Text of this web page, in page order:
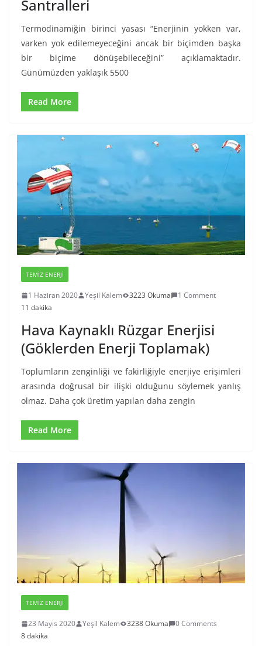
Santralleri
Termodinamiğin birinci yasası “Enerjinin yokken var,
varken yok edilemeyeceğini ancak bir biçimden başka
bir biçime dönüşebileceğini” açıklamaktadır.
Günümüzden yaklaşık 5500
Read More
TEMIZ ENERJI
1 Haziran 2020 Yeşil Kalem 3223 Okuma
1 Comment
11 dakika
Hava Kaynaklı Rüzgar Enerjisi
(Göklerden Enerji Toplamak)
Toplumların zenginliği ve fakirliğiyle enerjiye erişimleri
arasında doğrusal bir ilişki olduğunu söylemek yanlış
olmaz. Daha çok üretim yapılan daha zengin
Read More
TEMIZ ENERJI
23 Mayıs 2020 Yeşil Kalem 3238 Okuma
0 Comments
8 dakika